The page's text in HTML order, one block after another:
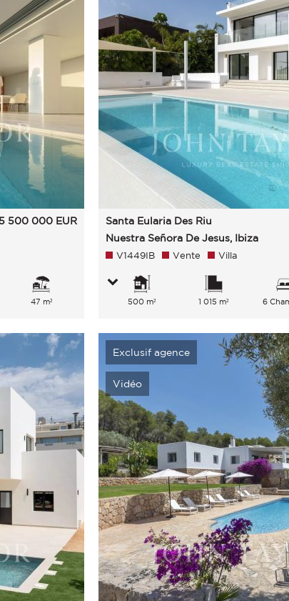
500 000 EUR
47 m²
Santa Eularia Des Riu
Nuestra Señora De Jesus, Ibiza
V1449IB Vente Villa
500 m² 1 015 m² 6
Exclusif agence
Vidéo